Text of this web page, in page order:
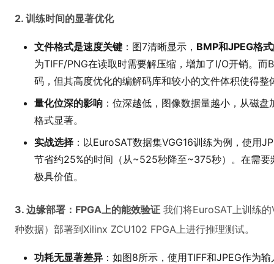
2. 训练时间的显著优化
文件格式是速度关键 ：图7清晰显示， BMP和JPEG格
为TIFF/PNG在读取时需要解压缩，增加了I/O开销。而
码，但其高度优化的编解码库和较小的文件体积使得
量化位深的影响 ：位深越低，图像数据量越小，从磁
格式显著。
实战选择 ：以EuroSAT数据集VGG16训练为例，使用
节省约25%的时间（从~525秒降至~375秒）。在需
极具价值。
3. 边缘部署：FPGA上的能效验证 我们将EuroSAT上训练
种数据）部署到Xilinx ZCU102 FPGA上进行推理测试。
功耗无显著差异 ：如图8所示，使用TIFF和JPEG作为